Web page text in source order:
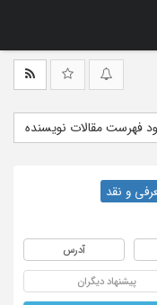
فهرست مقالات نویسنده
و نقد
آدرس
پیشنهاد دیگران